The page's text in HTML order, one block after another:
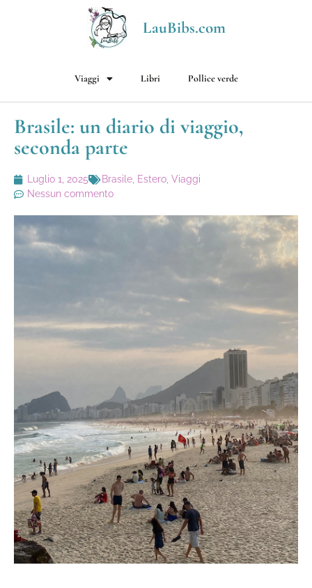
LauBibs.com
Viaggi Libri Pollice verde
Brasile: un diario di viaggio,
seconda parte
Luglio 1, 2025 Brasile Estero Viaggi
Nessun commento